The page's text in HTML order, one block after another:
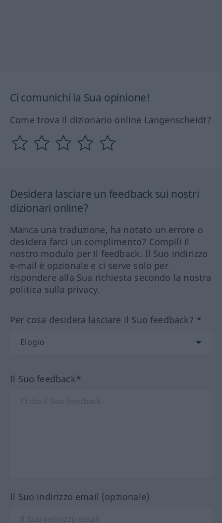
Ci comunichi la Sua opinione!
Come trova il dizionario online Langenscheidt?
Desidera lasciare un feedback sui nostri
dizionari online?
Manca una traduzione, ha notato un errore o
desidera farci un complimento? Compili il
nostro modulo per il feedback. Il Suo indirizzo
e-mail è opzionale e ci serve solo per
rispondere alla Sua richiesta secondo la nostra
politica sulla privacy.
Per cosa desidera lasciare il Suo feedback? *
Il Suo feedback*
Il Suo indirizzo email (opzionale)